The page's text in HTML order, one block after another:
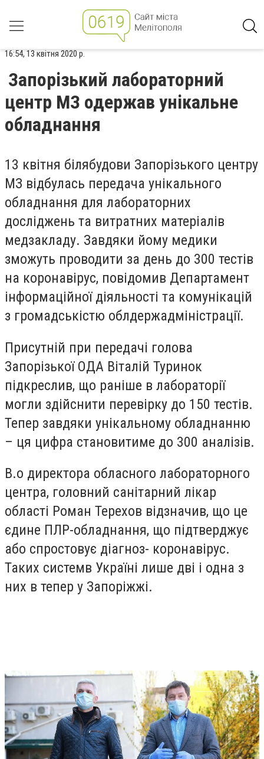
16:54, 13 квітня 2020 р.
Запорізький лабораторний
центр МЗ одержав унікальне
обладнання
13 квітня білябудови Запорізького центру
МЗ відбулась передача унікального
обладнання для лабораторних
досліджень та витратних матеріалів
медзакладу. Завдяки йому медики
зможуть проводити за день до 300 тестів
на коронавірус, повідомив Департамент
інформаційної діяльності та комунікацій
з громадськістю облдержадміністрації.
Присутній при передачі голова
Запорізької ОДА Віталій Туринок
підкреслив, що раніше в лабораторії
могли здійснити перевірку до 150 тестів.
Тепер завдяки унікальному обладнанню
– ця цифра становитиме до 300 аналізів.
В.о директора обласного лабораторного
центра, головний санітарний лікар
області Роман Терехов відзначив, що це
єдине ПЛР-обладнання, що підтверджує
або спростовує діагноз- коронавірус.
Таких системв Україні лише дві і одна з
них в тепер у Запоріжжі.